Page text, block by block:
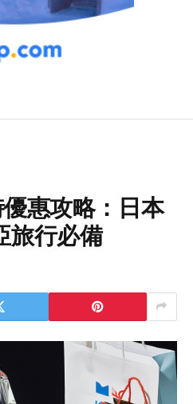
惠攻略：日本
旅行必備